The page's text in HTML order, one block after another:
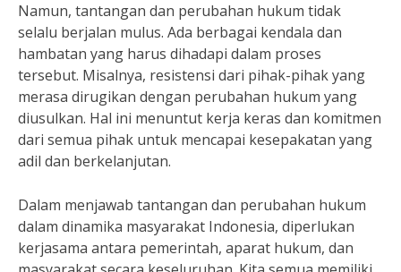
Namun, tantangan dan perubahan hukum tidak
selalu berjalan mulus. Ada berbagai kendala dan
hambatan yang harus dihadapi dalam proses
tersebut. Misalnya, resistensi dari pihak-pihak yang
merasa dirugikan dengan perubahan hukum yang
diusulkan. Hal ini menuntut kerja keras dan komitmen
dari semua pihak untuk mencapai kesepakatan yang
adil dan berkelanjutan.
Dalam menjawab tantangan dan perubahan hukum
dalam dinamika masyarakat Indonesia, diperlukan
kerjasama antara pemerintah, aparat hukum, dan